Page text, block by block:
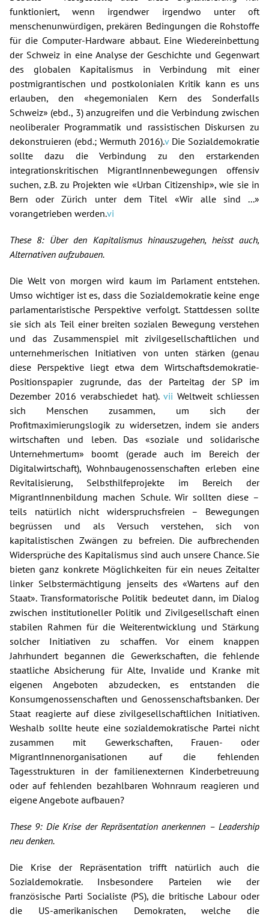
funktioniert, wenn irgendwer irgendwo unter oft
menschenunwürdigen, prekären Bedingungen die Rohstoffe
für die Computer-Hardware abbaut. Eine Wiedereinbettung
der Schweiz in eine Analyse der Geschichte und Gegenwart
des globalen Kapitalismus in Verbindung mit einer
postmigrantischen und postkolonialen Kritik kann es uns
erlauben, den «hegemonialen Kern des Sonderfalls
Schweiz» (ebd., 3) anzugreifen und die Verbindung zwischen
neoliberaler Programmatik und rassistischen Diskursen zu
dekonstruieren (ebd.; Wermuth 2016).vDie Sozialdemokratie
sollte dazu die Verbindung zu den erstarkenden
integrationskritischen MigrantInnenbewegungen offensiv
suchen, z.B. zu Projekten wie «Urban Citizenship», wie sie in
Bern oder Zürich unter dem Titel «Wir alle sind ...»
vorangetrieben werden.vi
These 8: Über den Kapitalismus hinauszugehen, heisst auch,
Alternativen aufzubauen.
Die Welt von morgen wird kaum im Parlament entstehen.
Umso wichtiger ist es, dass die Sozialdemokratie keine enge
parlamentaristische Perspektive verfolgt. Stattdessen sollte
sie sich als Teil einer breiten sozialen Bewegung verstehen
und das Zusammenspiel mit zivilgesellschaftlichen und
unternehmerischen Initiativen von unten stärken (genau
diese Perspektive liegt etwa dem Wirtschaftsdemokratie-
Positionspapier zugrunde, das der Parteitag der SP im
Dezember 2016 verabschiedet hat). vii Weltweit schliessen
sich Menschen zusammen, um sich der
Profitmaximierungslogik zu widersetzen, indem sie anders
wirtschaften und leben. Das «soziale und solidarische
Unternehmertum» boomt (gerade auch im Bereich der
Digitalwirtschaft), Wohnbaugenossenschaften erleben eine
Revitalisierung, Selbsthilfeprojekte im Bereich der
MigrantInnenbildung machen Schule. Wir sollten diese –
teils natürlich nicht widerspruchsfreien – Bewegungen
begrüssen und als Versuch verstehen, sich von
kapitalistischen Zwängen zu befreien. Die aufbrechenden
Widersprüche des Kapitalismus sind auch unsere Chance. Sie
bieten ganz konkrete Möglichkeiten für ein neues Zeitalter
linker Selbstermächtigung jenseits des «Wartens auf den
Staat». Transformatorische Politik bedeutet dann, im Dialog
zwischen institutioneller Politik und Zivilgesellschaft einen
stabilen Rahmen für die Weiterentwicklung und Stärkung
solcher Initiativen zu schaffen. Vor einem knappen
Jahrhundert begannen die Gewerkschaften, die fehlende
staatliche Absicherung für Alte, Invalide und Kranke mit
eigenen Angeboten abzudecken, es entstanden die
Konsumgenossenschaften und Genossenschaftsbanken. Der
Staat reagierte auf diese zivilgesellschaftlichen Initiativen.
Weshalb sollte heute eine sozialdemokratische Partei nicht
zusammen mit Gewerkschaften, Frauen- oder
MigrantInnenorganisationen auf die fehlenden
Tagesstrukturen in der familienexternen Kinderbetreuung
oder auf fehlenden bezahlbaren Wohnraum reagieren und
eigene Angebote aufbauen?
These 9: Die Krise der Repräsentation anerkennen – Leadership
neu denken.
Die Krise der Repräsentation trifft natürlich auch die
Sozialdemokratie. Insbesondere Parteien wie der
französische Parti Socialiste (PS), die britische Labour oder
die US-amerikanischen Demokraten, welche die